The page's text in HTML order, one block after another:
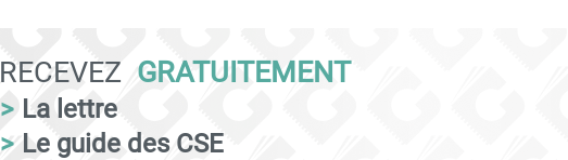
RECEVEZ
La lettre
Le guide des CSE
GRATUITEMENT
>
>